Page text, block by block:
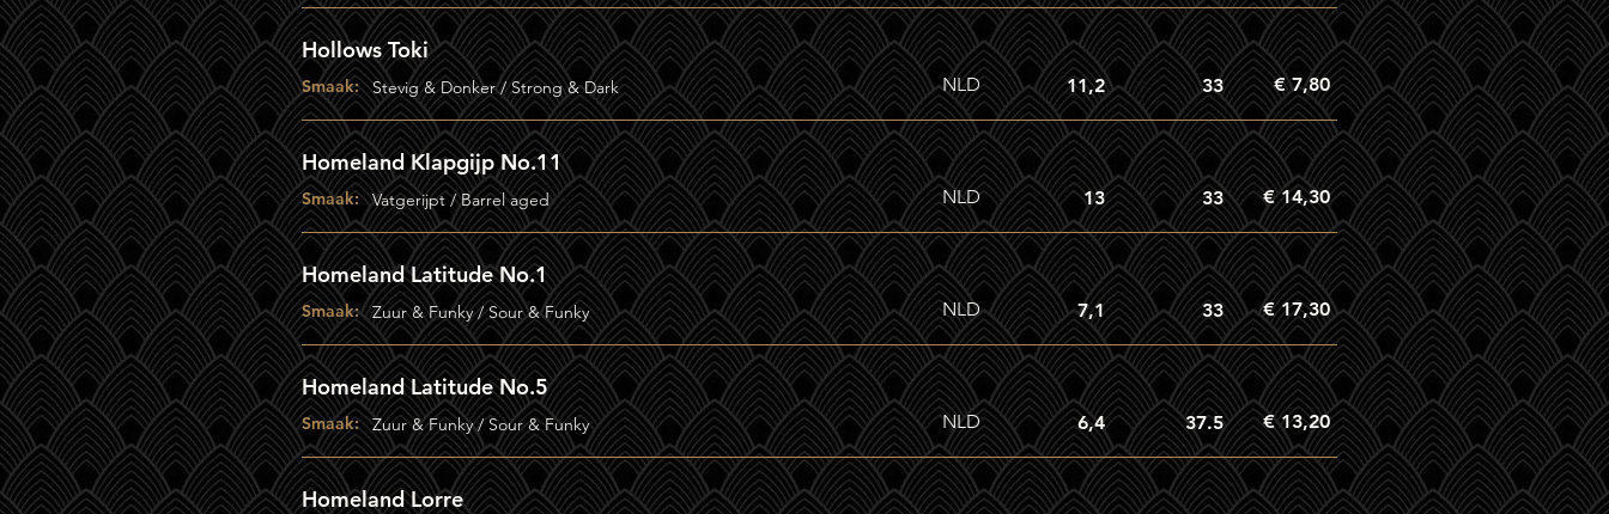
Hollows Toki
Smaak: Stevig & Donker / Strong & Dark NLD 11,2 33 € 7,80
Homeland Klapgijp No.11
Smaak: Vatgerijpt / Barrel aged NLD 13 33 € 14,30
Homeland Latitude No.1
Smaak: Zuur & Funky / Sour & Funky NLD 7,1 33 € 17,30
Homeland Latitude No.5
Smaak: Zuur & Funky / Sour & Funky NLD 6,4 37.5 € 13,20
Homeland Lorre